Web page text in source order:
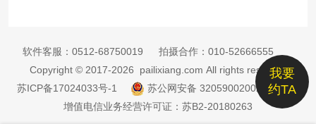
我要
约TA
软件客服： 0512-68750019 拍摄合作： 010-52666555
Copyright © 2017-2026 pailixiang.com All rights reserved
苏ICP备17024033号-1
苏公网安备 32059002002885号
增值电信业务经营许可证：苏B2-20180263